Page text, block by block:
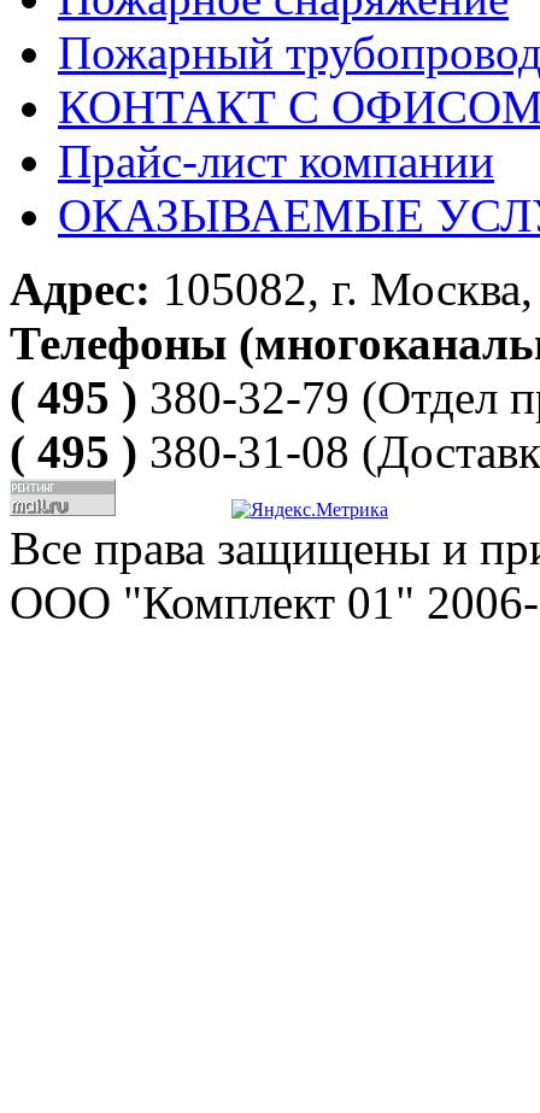
Пожарный
КОНТАКТ С ОФИСОМ
Прайс-лист компании
ОКАЗЫВАЕМЫЕ
Адрес: 105082, г.
Телефоны
( 495 ) 380-32-79 (Отдел
( 495 ) 380-31-08
Все права защищены и
ООО "Комплект 01" 2006-